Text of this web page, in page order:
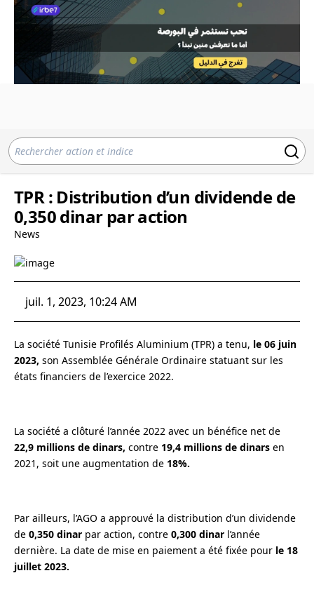
TPR : Distribution d’un dividende de
0,350 dinar par action
News
juil. 1, 2023, 10:24 AM
La société Tunisie Profilés Aluminium (TPR) a tenu, le 06 juin
2023, son Assemblée Générale Ordinaire statuant sur les
états financiers de l’exercice 2022.
La société a clôturé l’année 2022 avec un bénéfice net de
22,9 millions de dinars, contre 19,4 millions de dinars en
2021, soit une augmentation de 18%.
Par ailleurs, l’AGO a approuvé la distribution d’un dividende
de 0,350 dinar par action, contre 0,300 dinar l’année
dernière. La date de mise en paiement a été fixée pour le 18
juillet 2023.